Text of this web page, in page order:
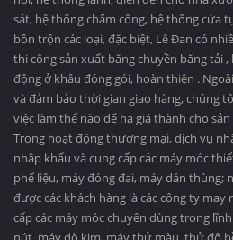
sát, hệ thống chấm công, hệ thống cửa
bồn trộn các loại, đặc biệt, Lê Đan có
thi công sản xuất băng chuyền băng tải
động ở khâu đóng gói, hoàn thiện .
và đảm bảo thời gian giao hàng, chúng
việc làm thế nào để hạ giá thành cho
Trong hoạt động thương mại, dịch vụ
nhập khẩu và cung cấp các máy móc
phế liệu, máy đóng đai, máy dán thùng;
được các khách hàng là các công ty
cấp các máy móc chuyên dùng trong